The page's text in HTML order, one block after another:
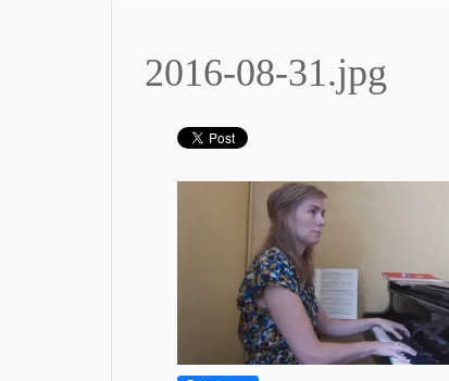
2016-08-31.jpg